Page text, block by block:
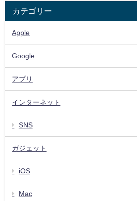
カテゴリー
Apple
Google
アプリ
インターネット
SNS
ガジェット
iOS
Mac